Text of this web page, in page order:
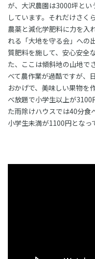
が、大沢農園は3000坪とい
しています。それだけさく
農薬と減化学肥料に力を入
れる「大地を守る会」への
質肥料を施して、安心安全
た、ここは傾斜地の山地で
べて農作業が過酷ですが、
おかげで、美味しい果物を
べ放題で小学生以上が
た雨除けハウスでは40分食
小学生未満が1100円となっ